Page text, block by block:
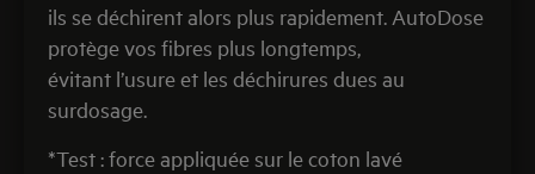
ils se déchirent alors plus rapidement. AutoDose
protège vos fibres plus longtemps,
évitant l’usure et les déchirures dues au
surdosage.
*Test : force appliquée sur le coton lavé